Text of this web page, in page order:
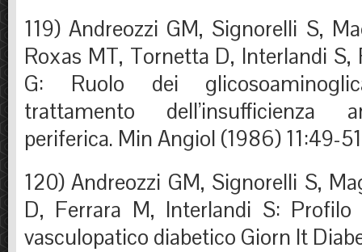
119) Andreozzi GM, Signorelli S,
Roxas MT, Tornetta D, Interlandi S,
G: Ruolo dei
trattamento dell’insufficienza
periferica. Min Angiol (1986) 11:49-51
120) Andreozzi GM, Signorelli S,
D, Ferrara M, Interlandi S: Profilo
vasculopatico diabetico Giorn It